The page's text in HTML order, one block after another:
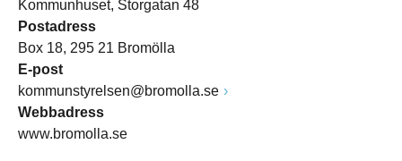
Kommunhuset, Storgatan 48
Postadress
Box 18, 295 21 Bromölla
E-post
kommunstyrelsen@bromolla.se
Webbadress
www.bromolla.se